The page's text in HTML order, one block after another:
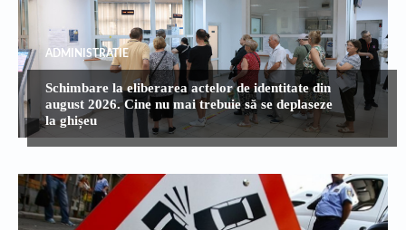
ADMINISTRATIE
Schimbare la eliberarea actelor de identitate din
august 2026. Cine nu mai trebuie să se deplaseze
la ghișeu